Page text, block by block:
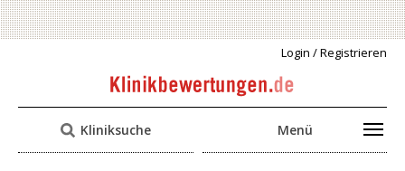
Login / Registrieren
Kliniksuche Menü